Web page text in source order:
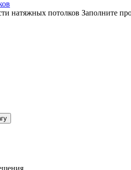
натяжных потолков Заполните